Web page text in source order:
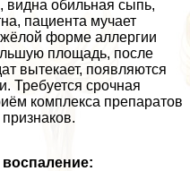
видна обильная сыпь,
пациента мучает
форме аллергии
площадь, после
вытекает, появляются
Требуется срочная
комплекса препаратов
воспаление: